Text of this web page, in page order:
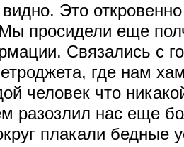
Это
просидели еще
Связались с
где нам
человек что
разозлил нас еще
плакали бедные